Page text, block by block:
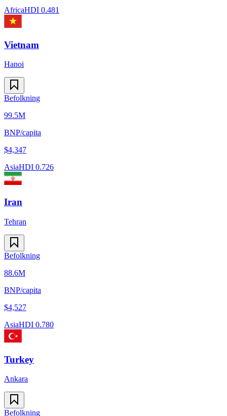
AfricaHDI 0.481
Vietnam
Hanoi
Befolkning
99.5M
BNP/capita
$4,347
AsiaHDI 0.726
Iran
Tehran
Befolkning
88.6M
BNP/capita
$4,527
AsiaHDI 0.780
Turkey
Ankara
Befolkning